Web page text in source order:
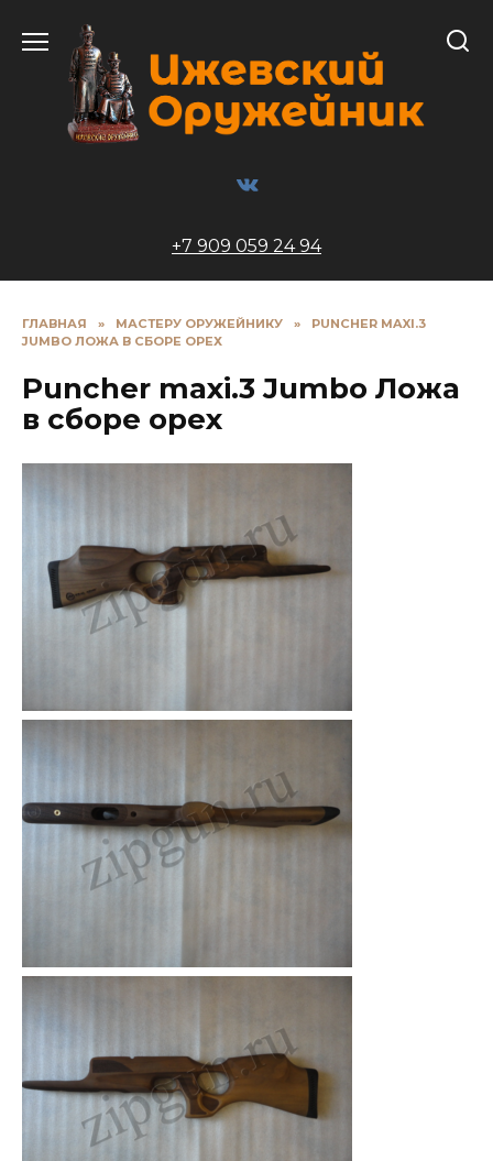
содержанию
+7 909 059 24 94
ГЛАВНАЯ » МАСТЕРУ ОРУЖЕЙНИКУ »
PUNCHER MAXI.3
JUMBO ЛОЖА В СБОРЕ ОРЕХ
Puncher maxi.3 Jumbo Ложа
в сборе орех